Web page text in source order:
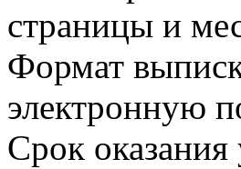
страницы и
Формат
электронную
Срок оказания